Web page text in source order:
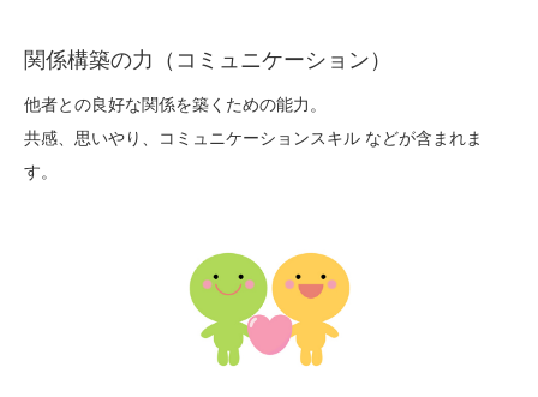
関係構築の力（コミュニケーション）
他者との良好な関係を築くための能力。
共感、思いやり、コミュニケーションスキル などが含まれま
す。